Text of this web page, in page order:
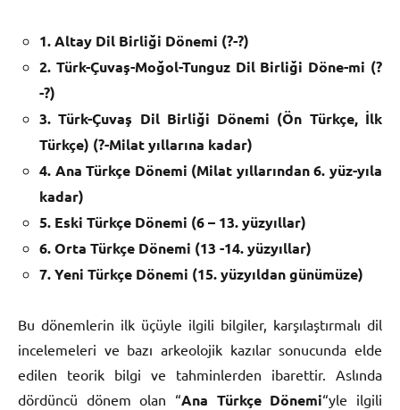
1. Altay Dil Birliği Dönemi (?-?)
2. Türk-Çuvaş-Moğol-Tunguz Dil Birliği Döne-mi (?
-?)
3. Türk-Çuvaş Dil Birliği Dönemi (Ön Türkçe, İlk
Türkçe) (?-Milat yıllarına kadar)
4. Ana Türkçe Dönemi (Milat yıllarından 6. yüz-yıla
kadar)
5. Eski Türkçe Dönemi (6 – 13. yüzyıllar)
6. Orta Türkçe Dönemi (13 -14. yüzyıllar)
7. Yeni Türkçe Dönemi (15. yüzyıldan günümüze)
Bu dönemlerin ilk üçüyle ilgili bilgiler, karşılaştırmalı dil
incelemeleri ve bazı arkeolojik kazılar sonucunda elde
edilen teorik bilgi ve tahminlerden ibarettir. Aslında
dördüncü dönem olan “Ana Türkçe Dönemi“yle ilgili